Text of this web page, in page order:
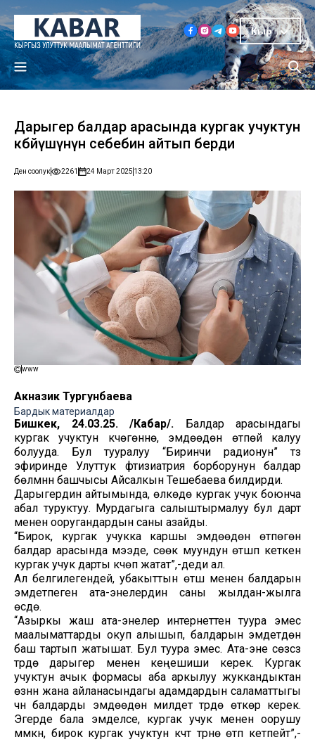
Кыр
Дарыгер балдар арасында кургак учуктун
көбөйүшүнүн себебин айтып берди
Ден соолук 2261 24 Март 2025 13:20
www
Акназик Тургунбаева
Бардык материалдар
Бишкек, 24.03.25. /Кабар/. Балдар арасындагы
кургак учуктун күчөгөнүнө, эмдөөдөн өтпөй калуу
болууда. Бул тууралуу “Биринчи радионун” түз
эфиринде Улуттук фтизиатрия борборунун балдар
бөлүмүнүн башчысы Айсалкын Тешебаева билдирди.
Дарыгердин айтымында, өлкөдө кургак учук боюнча
абал туруктуу. Мурдагыга салыштырмалуу бул дарт
менен ооругандардын саны азайды.
“Бирок, кургак учукка каршы эмдөөдөн өтпөгөн
балдар арасында мээде, сөөк муундун өтүшүп кеткен
кургак учук дарты күчөп жатат”,-деди ал.
Ал белгилегендей, убакыттын өтүшү менен балдарын
эмдетпеген ата-энелердин саны жылдан-жылга
өсүүдө.
“Азыркы жаш ата-энелер интернеттен туура эмес
маалыматтарды окуп алышып, балдарын эмдетүүдөн
баш тартып жатышат. Бул туура эмес. Ата-эне сөзсүз
түрдө дарыгер менен кеңешиши керек. Кургак
учуктун ачык формасы аба аркылуу жуккандыктан
өзүнүн жана айланасындагы адамдардын саламаттыгы
үчүн балдарды эмдөөдөн милдетүү түрдө өткөрүү керек.
Эгерде бала эмделсе, кургак учук менен оорушу
мүмкүн, бирок кургак учуктун күчтүү түрүнө өтүп кетпейт”,-